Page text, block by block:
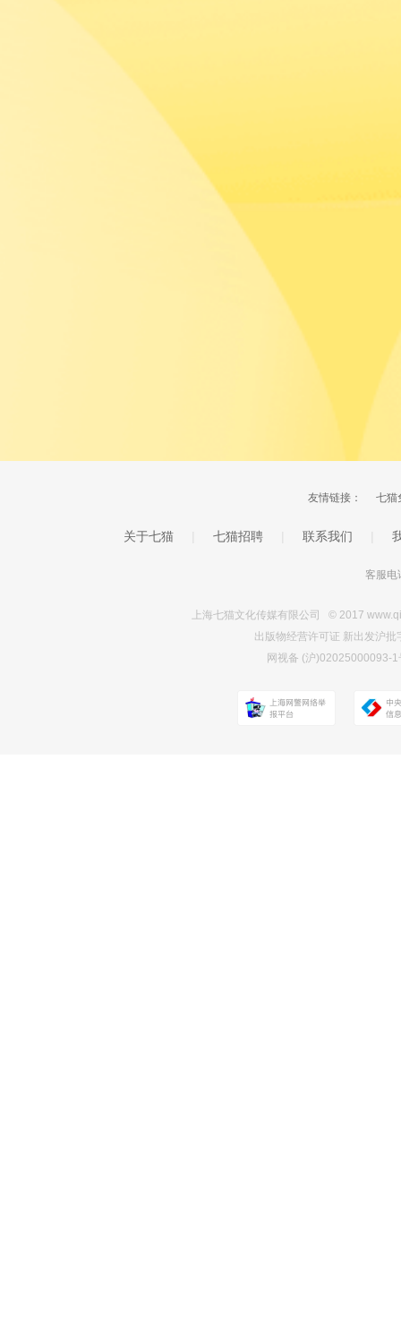
友情链接： 七猫
关于七猫 七猫招聘 联系我们
客服电
上海七猫文化传媒有限公司 © 2017
出版物经营许可证 新出发沪
网视备 (沪)02025000093-